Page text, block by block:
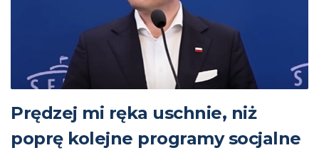
Prędzej mi ręka uschnie, niż
poprę kolejne programy socjalne